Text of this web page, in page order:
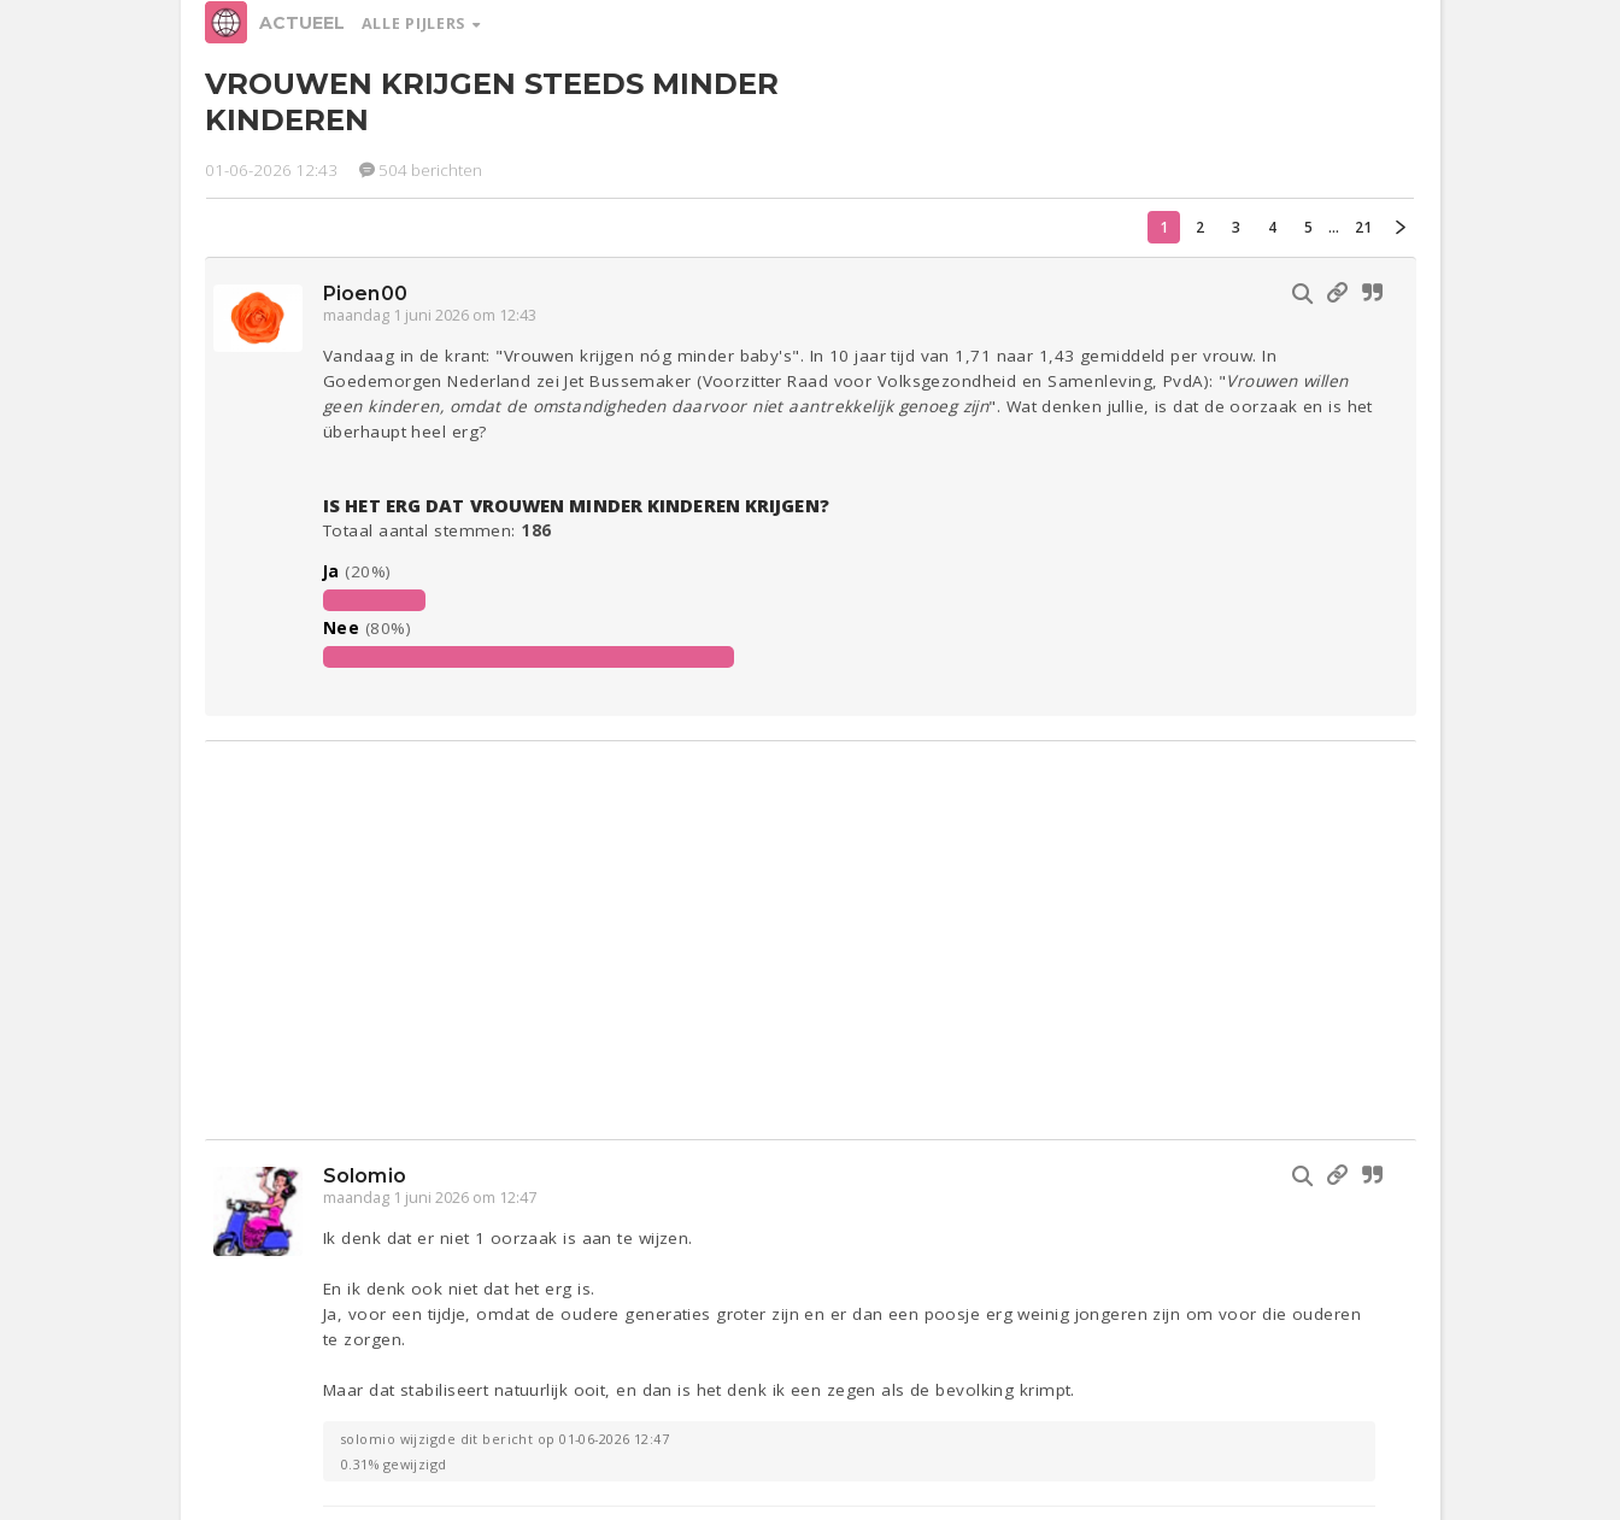
ACTUEEL ALLE PIJLERS
Entertainment Lijf & Lijn Kinderen Digi Eten
Mode &
Zwanger Psyche Thuis Klussen
Lezen
VROUWEN KRIJGEN STEEDS MINDER
KINDEREN
01-06-2026 12:43 504 berichten
1 2 3 4 5 ... 21
Pioen00
maandag 1 juni 2026 om 12:43
Vandaag in de krant: "Vrouwen krijgen nóg minder baby's". In 10 jaar tijd van 1,71 naar 1,43 gemiddeld per vrouw. In
Goedemorgen Nederland zei Jet Bussemaker (Voorzitter Raad voor Volksgezondheid en Samenleving, PvdA): "Vrouwen willen
geen kinderen, omdat de omstandigheden daarvoor niet aantrekkelijk genoeg zijn". Wat denken jullie, is dat de oorzaak en is het
überhaupt heel erg?
IS HET ERG DAT VROUWEN MINDER KINDEREN KRIJGEN?
Totaal aantal stemmen: 186
Ja (20%)
Nee (80%)
Solomio
maandag 1 juni 2026 om 12:47
Ik denk dat er niet 1 oorzaak is aan te wijzen.
En ik denk ook niet dat het erg is.
Ja, voor een tijdje, omdat de oudere generaties groter zijn en er dan een poosje erg weinig jongeren zijn om voor die ouderen
te zorgen.
Maar dat stabiliseert natuurlijk ooit, en dan is het denk ik een zegen als de bevolking krimpt.
solomio wijzigde dit bericht op 01-06-2026 12:47
0.31% gewijzigd